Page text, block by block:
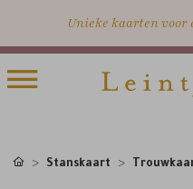
Unieke kaarten
Stanskaart